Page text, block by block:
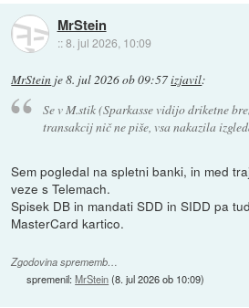
MrStein
::8. jul 2026, 10:09
MrStein je8. jul 2026 ob 09:57izjavil:
Se v M.stik (Sparkasse vidijo driketne
transakcij nič ne piše, vsa nakazila
Sem pogledal na spletni banki, in med
veze s Telemach.
Spisek DB in mandati SDD in SIDD pa
MasterCard kartico.
Zgodovina sprememb…
spremenil:MrStein(8. jul 2026 ob 10:09)